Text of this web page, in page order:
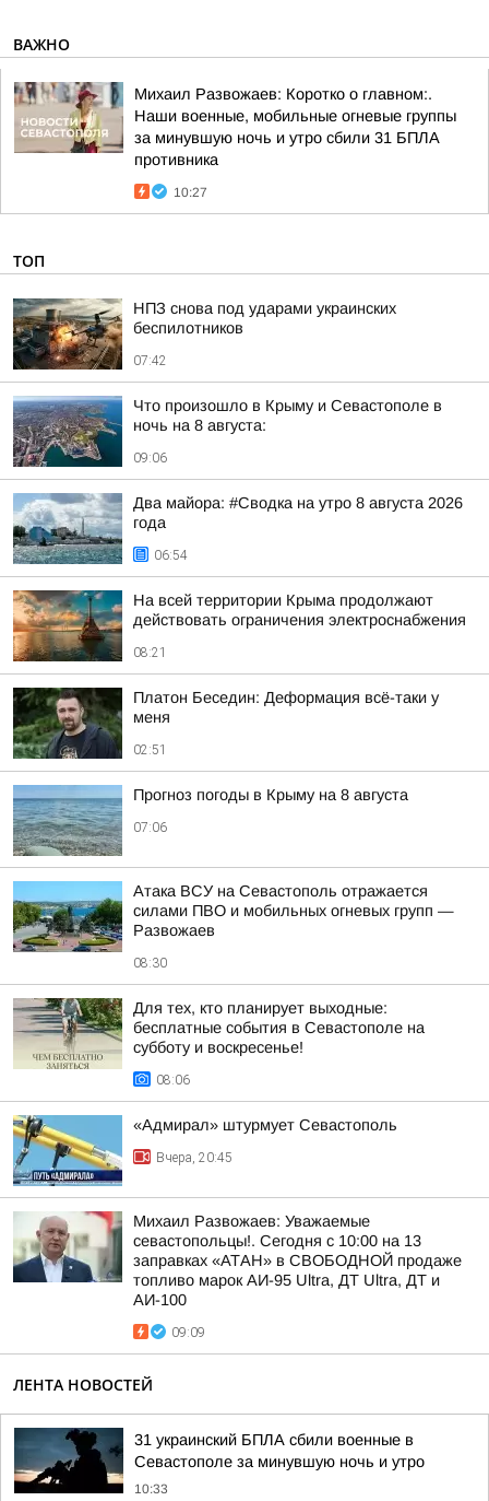
ВАЖНО
Михаил Развожаев: Коротко о главном:.
Наши военные, мобильные огневые группы
за минувшую ночь и утро сбили 31 БПЛА
противника
10:27
ТОП
НПЗ снова под ударами украинских
беспилотников
07:42
Что произошло в Крыму и Севастополе в
ночь на 8 августа:
09:06
Два майора: #Сводка на утро 8 августа 2026
года
06:54
На всей территории Крыма продолжают
действовать ограничения электроснабжения
08:21
Платон Беседин: Деформация всё-таки у
меня
02:51
Прогноз погоды в Крыму на 8 августа
07:06
Атака ВСУ на Севастополь отражается
силами ПВО и мобильных огневых групп —
Развожаев
08:30
Для тех, кто планирует выходные:
бесплатные события в Севастополе на
субботу и воскресенье!
08:06
«Адмирал» штурмует Севастополь
Вчера, 20:45
Михаил Развожаев: Уважаемые
севастопольцы!. Сегодня с 10:00 на 13
заправках «АТАН» в СВОБОДНОЙ продаже
топливо марок АИ-95 Ultra, ДТ Ultra, ДТ и
АИ-100
09:09
ЛЕНТА НОВОСТЕЙ
31 украинский БПЛА сбили военные в
Севастополе за минувшую ночь и утро
10:33